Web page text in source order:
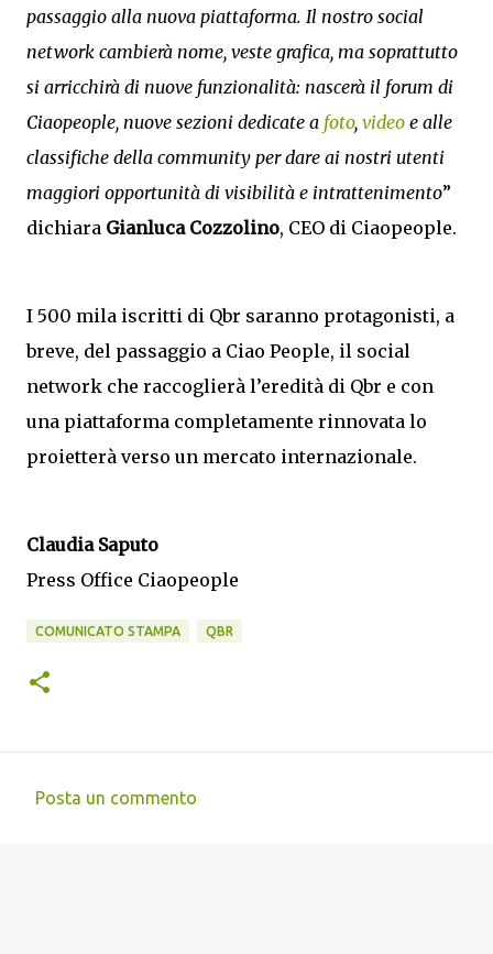
passaggio alla nuova piattaforma. Il nostro social
network cambierà nome, veste grafica, ma soprattutto
si arricchirà di nuove funzionalità: nascerà il forum di
Ciaopeople, nuove sezioni dedicate a foto, video e alle
classifiche della community per dare ai nostri utenti
maggiori opportunità di visibilità e intrattenimento”
dichiara Gianluca Cozzolino, CEO di Ciaopeople.
I 500 mila iscritti di Qbr saranno protagonisti, a
breve, del passaggio a Ciao People, il social
network che raccoglierà l’eredità di Qbr e con
una piattaforma completamente rinnovata lo
proietterà verso un mercato internazionale.
Claudia Saputo
Press Office Ciaopeople
COMUNICATO STAMPA QBR
Posta un commento